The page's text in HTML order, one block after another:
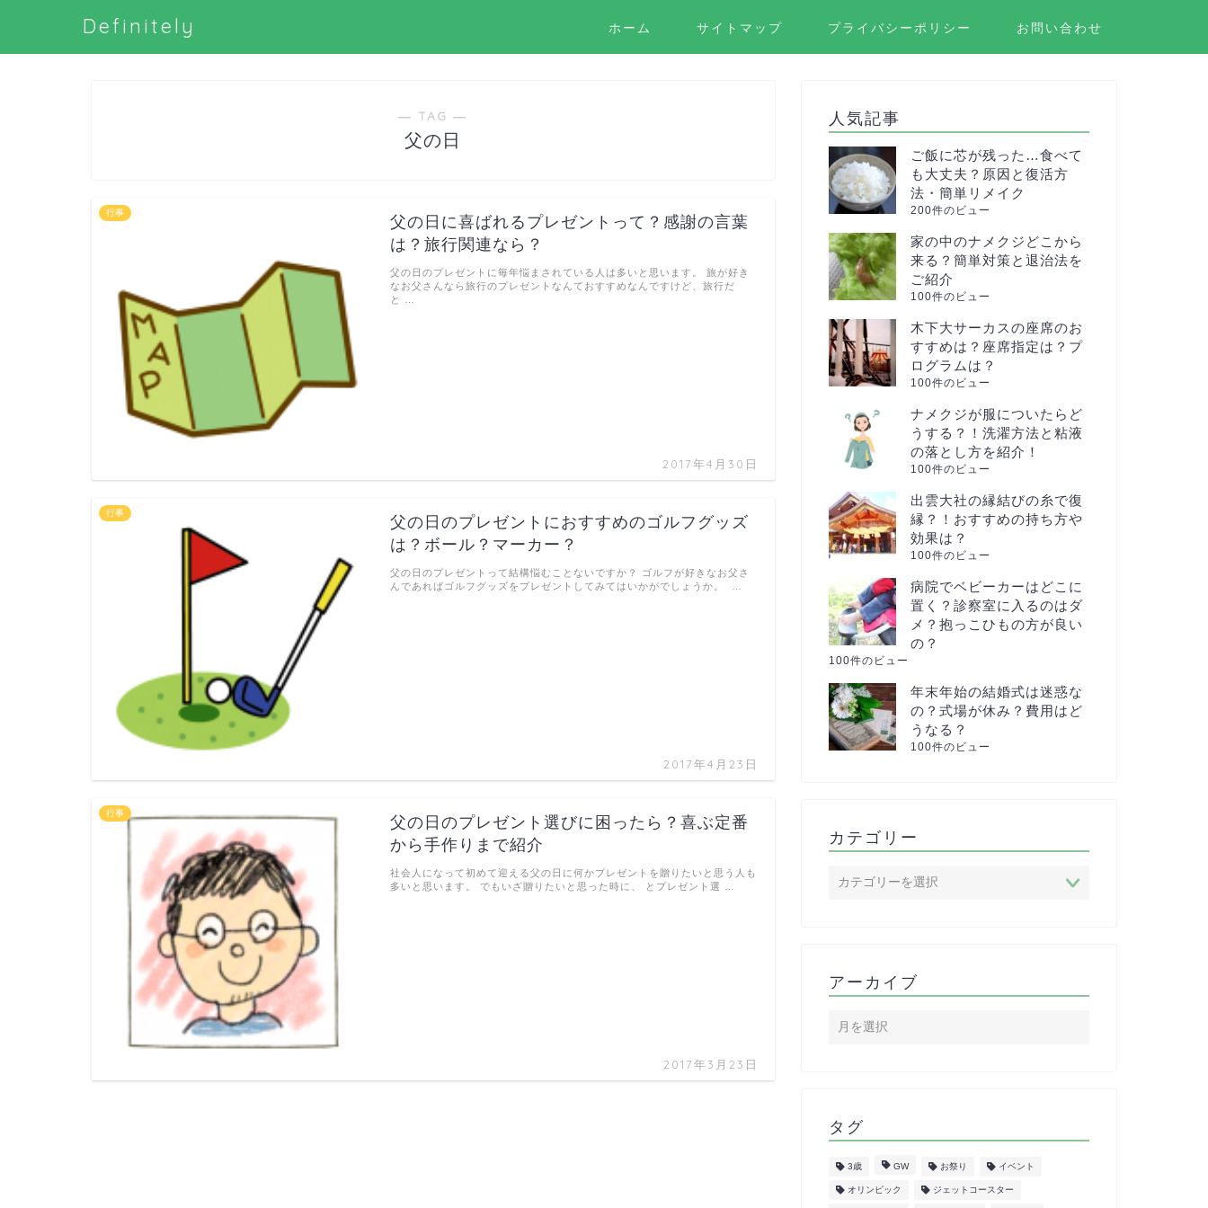
Definitely ホーム サイトマップ プライバシーポリシー お問い合わせ
― TAG ―
父の日
行事
父の日に喜ばれるプレゼントって？感謝の言葉
は？旅行関連なら？
2017年4月30日
父の日のプレゼントに毎年悩まされている人は多いと思います。 旅が好き
なお父さんなら旅行のプレゼントなんておすすめなんですけど、旅行だ
と …
行事
父の日のプレゼントにおすすめのゴルフグッズ
は？ボール？マーカー？
2017年4月23日
父の日のプレゼントって結構悩むことないですか？ ゴルフが好きなお父さ
んであればゴルフグッズをプレゼントしてみてはいかがでしょうか。 …
行事
父の日のプレゼント選びに困ったら？喜ぶ定番
から手作りまで紹介
2017年3月23日
社会人になって初めて迎える父の日に何かプレゼントを贈りたいと思う人も
多いと思います。 でもいざ贈りたいと思った時に、 とプレゼント選 …
人気記事
ご飯に芯が残った…食べて
も大丈夫？原因と復活方
法・簡単リメイク
200件のビュー
家の中のナメクジどこから
来る？簡単対策と退治法を
ご紹介
100件のビュー
木下大サーカスの座席のお
すすめは？座席指定は？プ
ログラムは？
100件のビュー
ナメクジが服についたらど
うする？！洗濯方法と粘液
の落とし方を紹介！
100件のビュー
出雲大社の縁結びの糸で復
縁？！おすすめの持ち方や
効果は？
100件のビュー
病院でベビーカーはどこに
置く？診察室に入るのはダ
メ？抱っこひもの方が良い
の？
100件のビュー
年末年始の結婚式は迷惑な
の？式場が休み？費用はど
うなる？
100件のビュー
カテゴリー
アーカイブ
タグ
3歳 GW お祭り イベント
オリンピック ジェットコースター